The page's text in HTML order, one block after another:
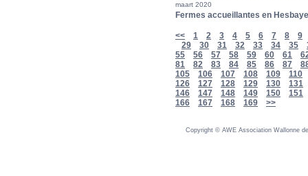
maart 2020
Fermes accueillantes en
<< 1 2 3 4 5 6 7 8
9
29
30 31 32 33 34 35
55
56 57 58 59 60 61
81
82 83 84 85 86 87
105
106 107 108 109
110
126
127 128 129 130
131
146
147 148 149 150
151
166
167 168 169 >>
Copyright © AWE Association Wallonne